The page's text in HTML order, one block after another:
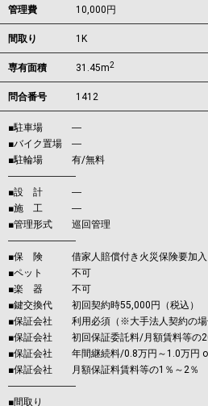
管理費 10,000円
間取り 1K
専有面積 31.45m2
問合番号 1412
■駐車場 ―
■バイク置場 ―
■駐輪場 有/無料
―――――――
■設 計 ―
■施 工 ―
■管理形式 巡回管理
―――――――
■保 険 借家人賠償付き火災保険要加入
■ペット 不可
■楽 器 不可
■鍵交換代 初回契約時55,000円（税込）
■保証会社 利用必須（※大手法人契約の場
■保証会社 初回保証委託料/月額賃料等の
■保証会社 年間継続料/0.8万円～1.0万円
■保証会社 月額保証料賃料等の1％～2％
―――――――
■間取り